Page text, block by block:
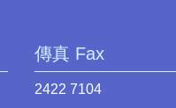
傳真 Fax
2422 7104